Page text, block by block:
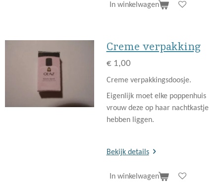
In winkelwagen
Creme verpakking
€ 1,00
Creme verpakkingsdoosje.
Eigenlijk moet elke poppenhuis
vrouw deze op haar nachtkastje
hebben liggen.
Bekijk details
In winkelwagen